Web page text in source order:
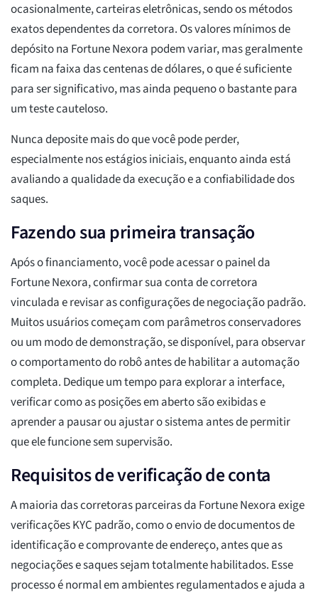
ocasionalmente, carteiras eletrônicas, sendo os métodos
exatos dependentes da corretora. Os valores mínimos de
depósito na Fortune Nexora podem variar, mas geralmente
ficam na faixa das centenas de dólares, o que é suficiente
para ser significativo, mas ainda pequeno o bastante para
um teste cauteloso.
Nunca deposite mais do que você pode perder,
especialmente nos estágios iniciais, enquanto ainda está
avaliando a qualidade da execução e a confiabilidade dos
saques.
Fazendo sua primeira transação
Após o financiamento, você pode acessar o painel da
Fortune Nexora, confirmar sua conta de corretora
vinculada e revisar as configurações de negociação padrão.
Muitos usuários começam com parâmetros conservadores
ou um modo de demonstração, se disponível, para observar
o comportamento do robô antes de habilitar a automação
completa. Dedique um tempo para explorar a interface,
verificar como as posições em aberto são exibidas e
aprender a pausar ou ajustar o sistema antes de permitir
que ele funcione sem supervisão.
Requisitos de verificação de conta
A maioria das corretoras parceiras da Fortune Nexora exige
verificações KYC padrão, como o envio de documentos de
identificação e comprovante de endereço, antes que as
negociações e saques sejam totalmente habilitados. Esse
processo é normal em ambientes regulamentados e ajuda a